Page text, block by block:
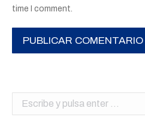
time I comment.
PUBLICAR COMENTARIO
Buscar: